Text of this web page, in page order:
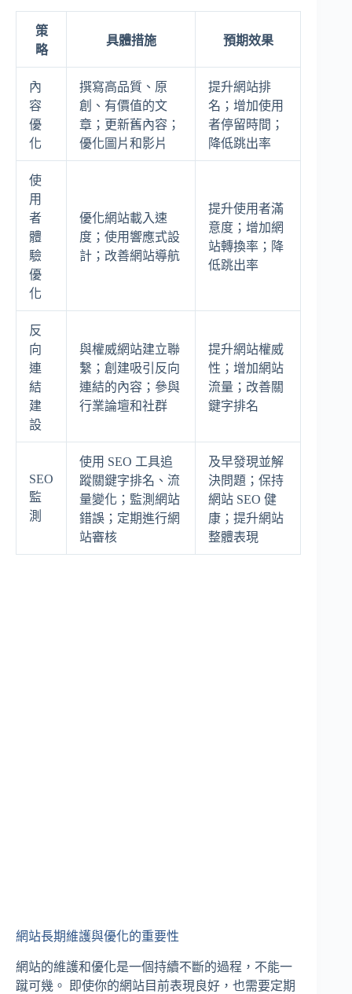
策
略
具體措施 預期效果
內
容
優
化
撰寫高品質、原
創、有價值的文
章；更新舊內容；
優化圖片和影片
提升網站排
名；增加使用
者停留時間；
降低跳出率
使
用
者
體
驗
優
化
優化網站載入速
度；使用響應式設
計；改善網站導航
提升使用者滿
意度；增加網
站轉換率；降
低跳出率
反
向
連
結
建
設
與權威網站建立聯
繫；創建吸引反向
連結的內容；參與
行業論壇和社群
提升網站權威
性；增加網站
流量；改善關
鍵字排名
SEO
監
測
使用 SEO 工具追
蹤關鍵字排名、流
量變化；監測網站
錯誤；定期進行網
站審核
及早發現並解
決問題；保持
網站 SEO 健
康；提升網站
整體表現
網站長期維護與優化的重要性
網站的維護和優化是一個持續不斷的過程，不能一
蹴可幾。 即使你的網站目前表現良好，也需要定期